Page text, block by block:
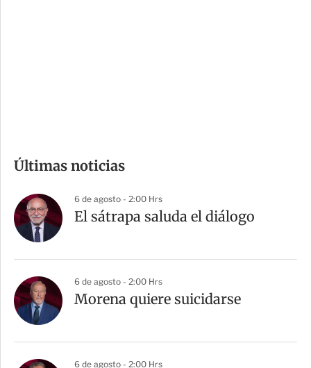
p
a
r
t
Últimas noticias
6 de agosto - 2:00 Hrs
El sátrapa saluda el diálogo
6 de agosto - 2:00 Hrs
Morena quiere suicidarse
6 de agosto - 2:00 Hrs